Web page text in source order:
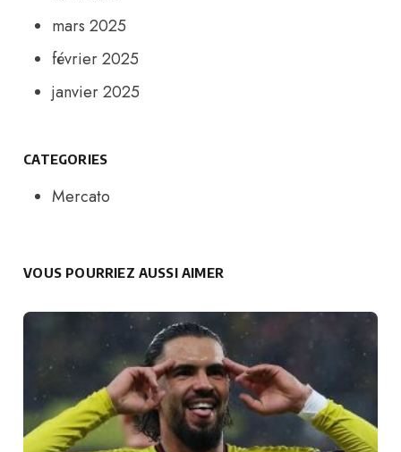
mars 2025
février 2025
janvier 2025
CATEGORIES
Mercato
VOUS POURRIEZ AUSSI AIMER